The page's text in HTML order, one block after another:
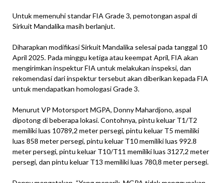
Untuk memenuhi standar FIA Grade 3, pemotongan aspal di
Sirkuit Mandalika masih berlanjut.
Diharapkan modifikasi Sirkuit Mandalika selesai pada tanggal 10
April 2025. Pada minggu ketiga atau keempat April, FIA akan
mengirimkan inspektur FIA untuk melakukan inspeksi, dan
rekomendasi dari inspektur tersebut akan diberikan kepada FIA
untuk mendapatkan homologasi Grade 3.
Menurut VP Motorsport MGPA, Donny Mahardjono, aspal
dipotong di beberapa lokasi. Contohnya, pintu keluar T1/T2
memiliki luas 10789,2 meter persegi, pintu keluar T5 memiliki
luas 858 meter persegi, pintu keluar T10 memiliki luas 992.8
meter persegi, pintu keluar T10/T11 memiliki luas 3127,2 meter
persegi, dan pintu keluar T13 memiliki luas 780,8 meter persegi.